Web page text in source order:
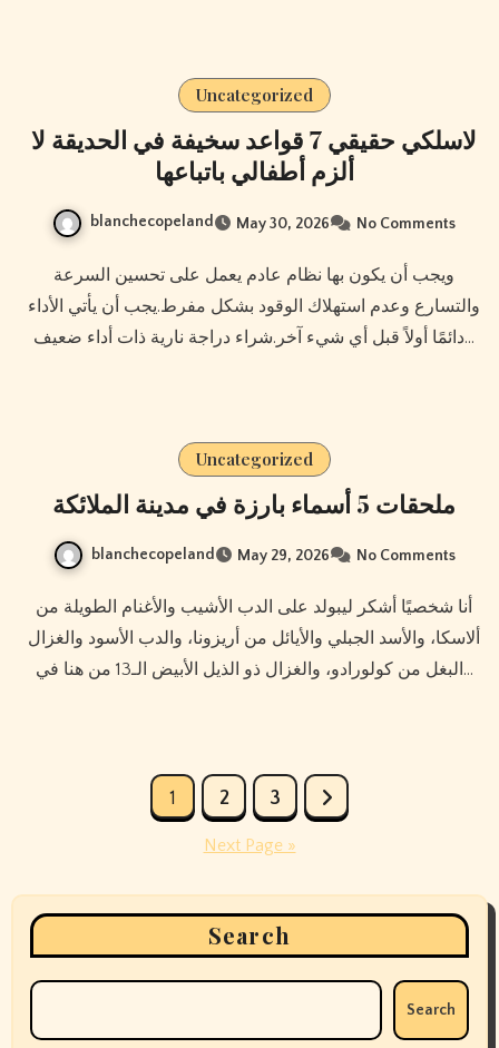
Uncategorized
لاسلكي حقيقي 7 قواعد سخيفة في الحديقة لا
ألزم أطفالي باتباعها
blanchecopeland May 30, 2026 No Comments
ويجب أن يكون بها نظام عادم يعمل على تحسين السرعة
والتسارع وعدم استهلاك الوقود بشكل مفرط.يجب أن يأتي الأداء
دائمًا أولاً قبل أي شيء آخر.شراء دراجة نارية ذات أداء ضعيف…
Uncategorized
ملحقات 5 أسماء بارزة في مدينة الملائكة
blanchecopeland May 29, 2026 No Comments
ألاسكا، والأسد الجبلي والأيائل من أريزونا، والدب الأسود والغزال
البغل من كولورادو، والغزال ذو الذيل الأبيض الـ13 من هنا في…
1 2 3
Next Page »
Search
Search